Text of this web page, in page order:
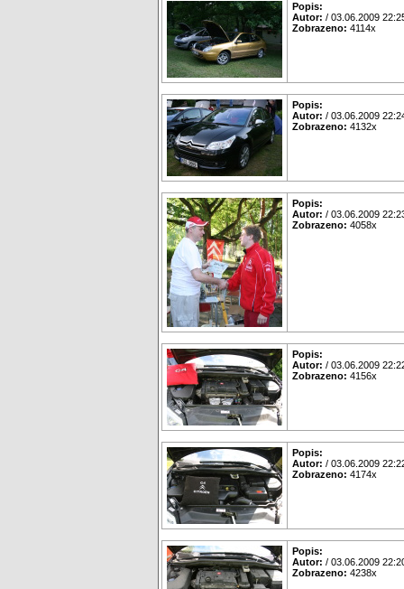
Popis:
Autor: / 03.06.2009
Zobrazeno: 4114x
Popis:
Autor: / 03.06.2009
Zobrazeno: 4132x
Popis:
Autor: / 03.06.2009
Zobrazeno: 4058x
Popis:
Autor: / 03.06.2009
Zobrazeno: 4156x
Popis:
Autor: / 03.06.2009
Zobrazeno: 4174x
Popis:
Autor: / 03.06.2009
Zobrazeno: 4238x